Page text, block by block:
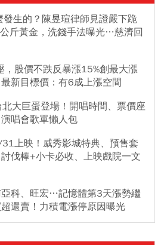
生的？陳昱瑄律師見證嚴下跪
斤黃金，洗錢手法曝光…慈濟回
，股價不跌反暴漲15%創最大漲
新目標價：有6成上漲空間
大巨蛋登場！開唱時間、票價座
唱會歌單懶人包
31上映！威秀影城特典、預售套
伐棒+小卡必收、上映戲院一文
科、旺宏…記憶體第3天漲勢繼
還賣！力積電漲停原因曝光